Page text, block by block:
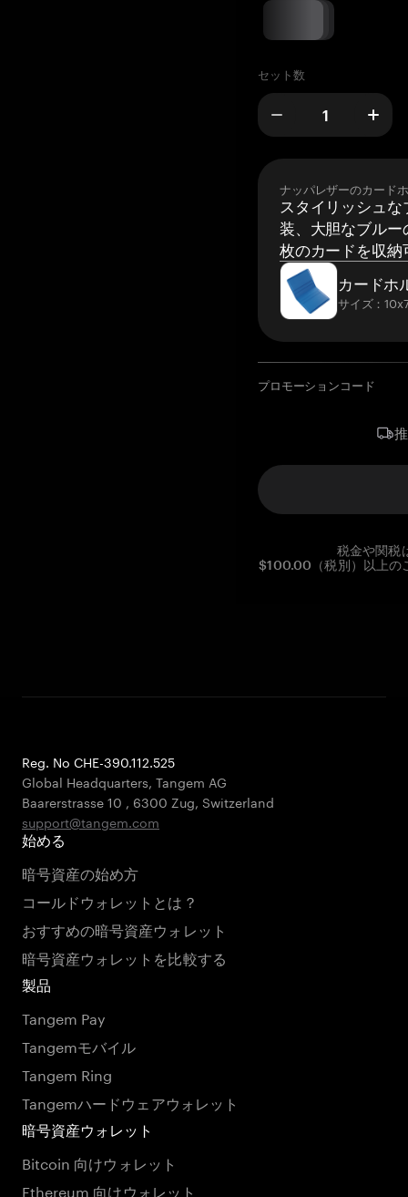
セット数
ナッパレザーのカード
スタイリッシュ
装、大胆なブルー
枚のカードを収納
カードホ
サイズ：
プロモーションコード
税金や関税
$100.00（税別）以上の
Reg. No CHE-390.112.525
Global Headquarters, Tangem AG
Baarerstrasse 10 , 6300 Zug, Switzerland
support@tangem.com
始める
暗号資産の始め方
コールドウォレットとは？
おすすめの暗号資産ウォレット
暗号資産ウォレットを比較する
製品
Tangem Pay
Tangemモバイル
Tangem Ring
Tangemハードウェアウォレット
暗号資産ウォレット
Bitcoin 向けウォレット
Ethereum 向けウォレット